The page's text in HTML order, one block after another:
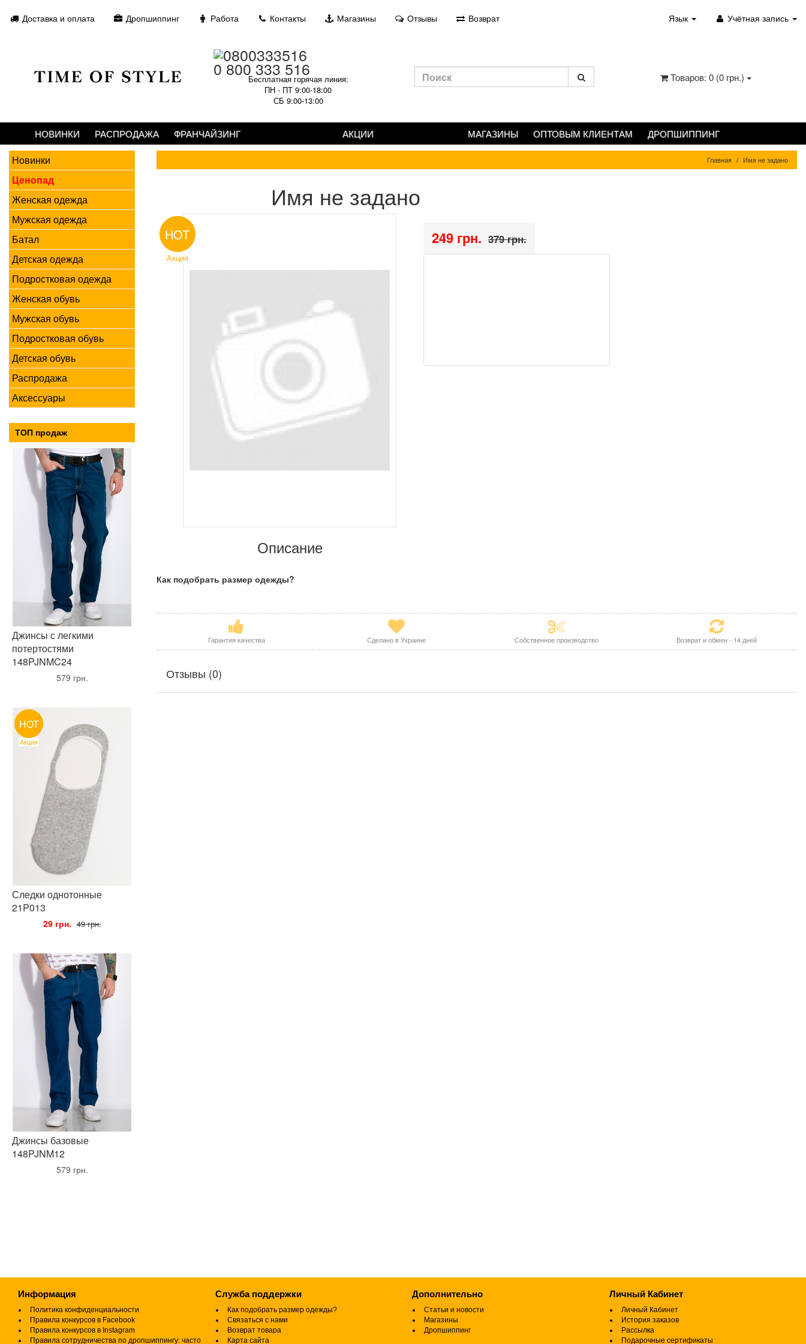
Доставка и оплата Дропшиппинг Работа Контакты Магазины Отзывы Возврат Язык Учётная запись
0 800 333 516
Бесплатная горячая линия:
ПН - ПТ 9:00-18:00
СБ 9:00-13:00
Товаров: 0 (0 грн.)
НОВИНКИ РАСПРОДАЖА ФРАНЧАЙЗИНГ АКЦИИ МАГАЗИНЫ ОПТОВЫМ КЛИЕНТАМ ДРОПШИППИНГ
Новинки
Ценопад
Женская одежда
Мужская одежда
Батал
Детская одежда
Подростковая одежда
Женская обувь
Мужская обувь
Подростковая обувь
Детская обувь
Распродажа
Аксессуары
ТОП продаж
Джинсы с легкими
потертостями
148PJNMC24
579 грн.
HOT
Акция
Следки однотонные
21P013
29 грн. 49 грн.
Джинсы базовые
148PJNM12
579 грн.
Главная Имя не задано
Имя не задано
HOT
Акция
Описание
249 грн. 379 грн.
Как подобрать размер одежды?
Гарантия качества Сделано в Украине Собственное производство Возврат и обмен - 14 дней
Отзывы (0)
Информация
Политика конфиденциальности
Правила конкурсов в Facebook
Правила конкурсов в Instagram
Правила сотрудничества по дропшиппингу: часто
Служба поддержки
Как подобрать размер одежды?
Связаться с нами
Возврат товара
Карта сайта
Дополнительно
Статьи и новости
Магазины
Дропшиппинг
Личный Кабинет
Личный Кабинет
История заказов
Рассылка
Подарочные сертификаты